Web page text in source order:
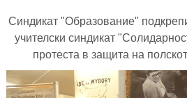
Синдикат "Образование"
учителски синдикат
протеста в защита на